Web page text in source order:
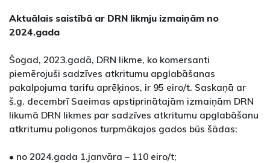
Aktuālais saistībā ar DRN likmju izmaiņām no
2024.gada
Šogad, 2023.gadā, DRN likme, ko komersanti
piemērojuši sadzīves atkritumu apglabāšanas
pakalpojuma tarifu aprēķinos, ir 95 eiro/t. Saskaņā ar
š.g. decembrī Saeimas apstiprinātajām izmaiņām DRN
likumā DRN likmes par sadzīves atkritumu apglabāšanu
atkritumu poligonos turpmākajos gados būs šādas:
• no 2024.gada 1.janvāra – 110 eiro/t;